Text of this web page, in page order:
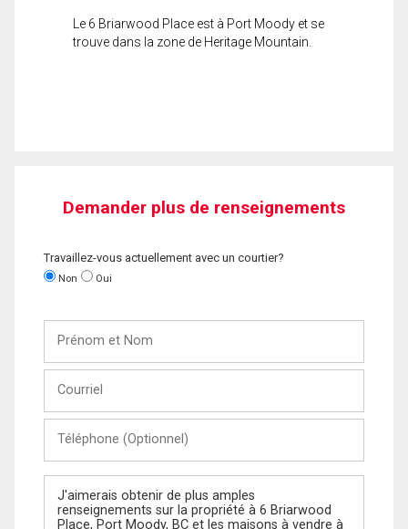
Le 6 Briarwood Place est à Port Moody et se
trouve dans la zone de Heritage Mountain.
Demander plus de renseignements
Travaillez-vous actuellement avec un courtier?
Non Oui
Nom
(Optionnel)
Message